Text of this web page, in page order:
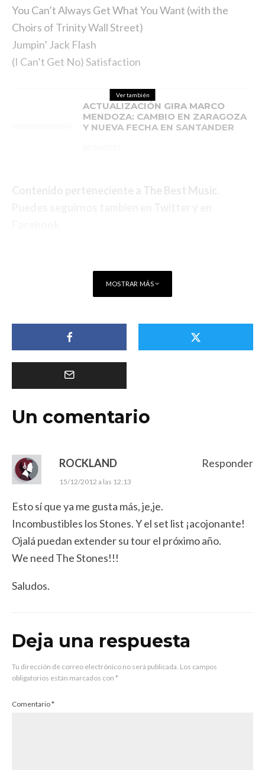
You Can’t Always Get What You Want (with the
Choirs of Trinity Wall Street)
Jumpin’ Jack Flash
(I Can’t Get No) Satisfaction
Ver también
ACTUALIZACIÓN GIRA MARCO
MENDOZA: CAMBIO EN ZARAGOZA
Y NUEVA FECHA EN SANTANDER
Contenido perteneciente a The Best Music
MOSTRAR MÁS
Un comentario
ROCKLAND
15/12/2012 a las 12:13
Esto sí que ya me gusta más, je,je.
Incombustibles los Stones. Y el set list ¡acojonante!
Ojalá puedan extender su tour el próximo año.
We need The Stones!!!
Saludos.
Responder
Deja una respuesta
Tu dirección de correo electrónico no será publicada. Los campos
obligatorios están marcados con *
Comentario*